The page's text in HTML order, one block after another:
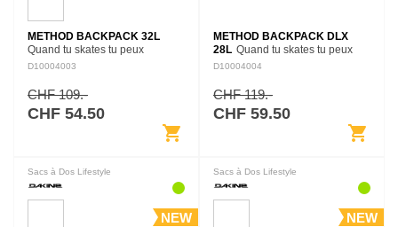
METHOD BACKPACK 32L
Quand tu skates tu peux
parcourir de longues distances,
avec toutes les options utiles
pour les grosses journées à…
D10004003
CHF 109.-
CHF 54.50
shopping_cart
METHOD BACKPACK DLX
28L Quand tu skates tu peux
parcourir de longues distances,
avec toutes les options utiles
pour les grosses journées à…
D10004004
CHF 119.-
CHF 59.50
shopping_cart
Sacs à Dos Lifestyle
NEW
Sacs à Dos Lifestyle
NEW